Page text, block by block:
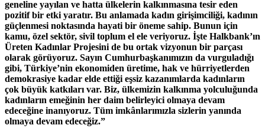
geneline yayılan ve hatta ülkelerin kalkınmasına tesir eden
pozitif bir etki yaratır. Bu anlamada kadın girişimciliği, kadının
güçlenmesi noktasında hayati bir öneme sahip. Bunun için
kamu, özel sektör, sivil toplum el ele veriyoruz. İşte Halkbank’ın
Üreten Kadınlar Projesini de bu ortak vizyonun bir parçası
olarak görüyoruz. Sayın Cumhurbaşkanımızın da vurguladığı
gibi, Türkiye’nin ekonomiden üretime, hak ve hürriyetlerden
demokrasiye kadar elde ettiği eşsiz kazanımlarda kadınların
çok büyük katkıları var. Biz, ülkemizin kalkınma yolculuğunda
kadınların emeğinin her daim belirleyici olmaya devam
edeceğine inanıyoruz. Tüm imkânlarımızla sizlerin yanında
olmaya devam edeceğiz.”